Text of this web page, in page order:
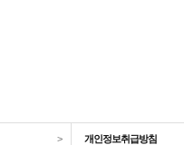
> 개인정보취급방침